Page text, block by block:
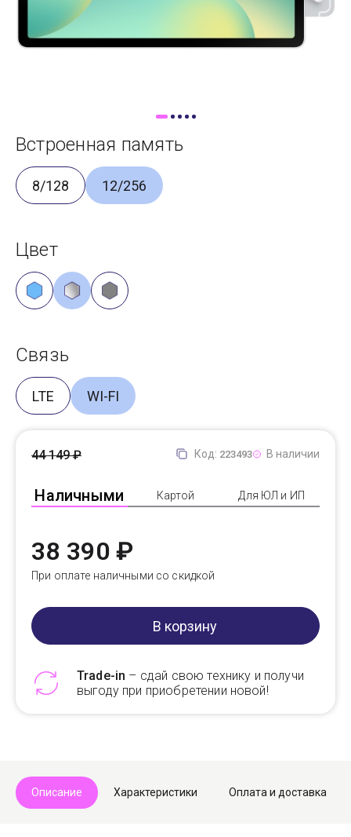
Самовывоз
Trade-In
Встроенная память
8/128 12/256
Цвет
Связь
LTE WI-FI
Код: 223493 В наличии
Наличными Картой Для ЮЛ и ИП
44 149 ₽
38 390 ₽
При оплате наличными со скидкой
В корзину
Trade-in – сдай свою технику и получи
выгоду при приобретении новой!
Описание Характеристики Оплата и доставка